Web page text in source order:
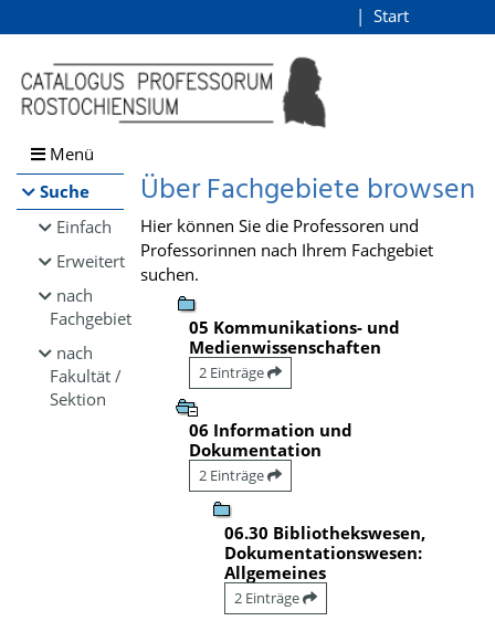
Browsen
direkt zum Inhalt
Start
Menü
Suche
Einfach
Erweitert
nach
Fachgebiet
nach
Fakultät /
Sektion
Über Fachgebiete browsen
Hier können Sie die Professoren und
Professorinnen nach Ihrem Fachgebiet
suchen.
05 Kommunikations- und
Medienwissenschaften
2 Einträge
06 Information und
Dokumentation
2 Einträge
06.30 Bibliothekswesen,
Dokumentationswesen:
Allgemeines
2 Einträge